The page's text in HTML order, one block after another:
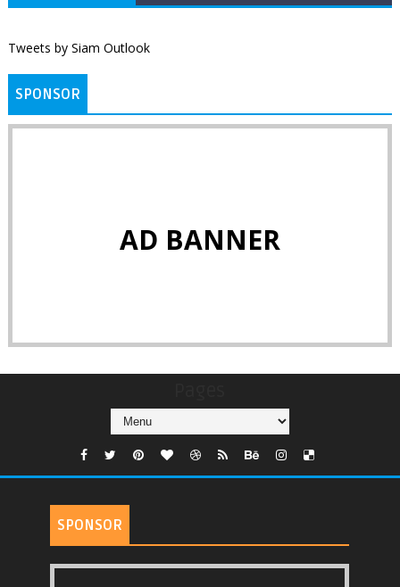
Tweets by Siam Outlook
SPONSOR
AD BANNER
SPONSOR